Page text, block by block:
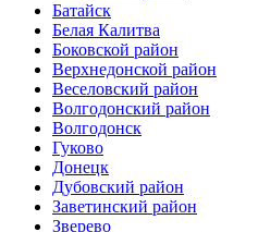
Батайск
Белая Калитва
Боковской район
Верхнедонской район
Веселовский район
Волгодонский район
Волгодонск
Гуково
Донецк
Дубовский район
Заветинский район
Зверево